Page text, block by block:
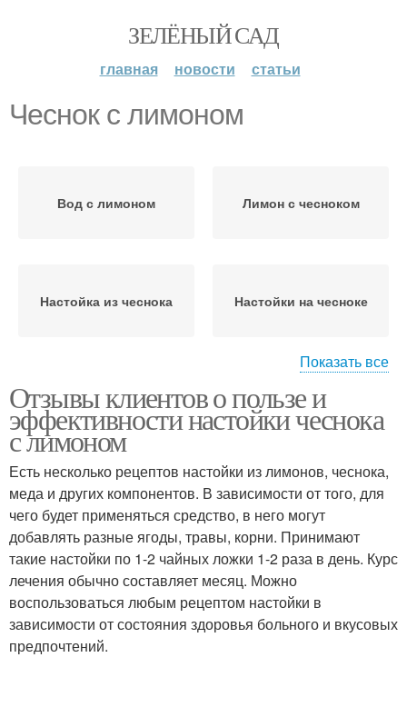
ЗЕЛЁНЫЙ САД
главная новости статьи
Чеснок с лимоном
Вод с лимоном Лимон с чесноком
Настойка из чеснока Настойки на чесноке
Настой из чеснока Лимон для чистки
Лимон с мёдом Чеснок для иммунитета
Чеснок через мясорубку Лимон от тромбов
Показать все
Отзывы клиентов о пользе и
эффективности настойки чеснока
с лимоном
Есть несколько рецептов настойки из лимонов, чеснока,
меда и других компонентов. В зависимости от того, для
чего будет применяться средство, в него могут
добавлять разные ягоды, травы, корни. Принимают
такие настойки по 1-2 чайных ложки 1-2 раза в день. Курс
лечения обычно составляет месяц. Можно
воспользоваться любым рецептом настойки в
зависимости от состояния здоровья больного и вкусовых
предпочтений.